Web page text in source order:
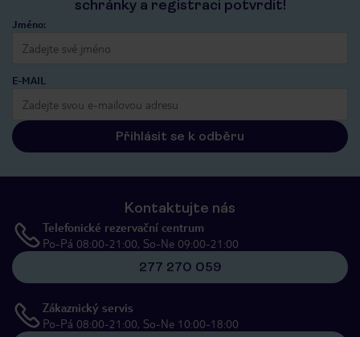
schránky a registraci potvrdit!
Jméno:
E-MAIL
Přihlásit se k odběru
Kontaktujte nás
Telefonické rezervační centrum
Po-Pá 08:00-21:00, So-Ne 09:00-21:00
277 270 059
Zákaznický servis
Po-Pá 08:00-21:00, So-Ne 10:00-18:00